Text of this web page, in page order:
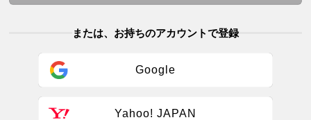
または、お持ちのアカウントで登録
Google
Yahoo! JAPAN